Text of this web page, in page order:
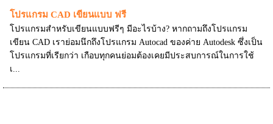
โปรแกรม CAD เขียนแบบ ฟรี
โปรแกรมสำหรับเขียนแบบฟรีๆ มีอะไรบ้าง? หากถามถึงโปรแกรม
เขียน CAD เราย่อมนึกถึงโปรแกรม Autocad ของค่าย Autodesk ซึ่งเป็น
โปรแกรมที่เรียกว่า เกือบทุกคนย่อมต้องเคยมีประสบการณ์ในการใช้
เ...